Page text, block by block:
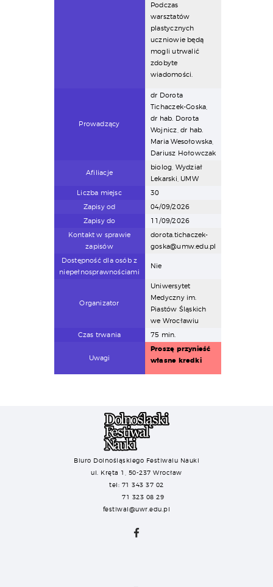
Podczas
warsztatów
plastycznych
uczniowie będą
mogli utrwalić
zdobyte
wiadomości.
Prowadzący
dr Dorota
Tichaczek-Goska,
dr hab. Dorota
Wojnicz, dr hab.
Maria Wesołowska,
Dariusz Hołowczak
Afiliacje
biolog, Wydział
Lekarski, UMW
Liczba miejsc
30
Zapisy od
04/09/2026
Zapisy do
11/09/2026
Kontakt w sprawie
zapisów
dorota.tichaczek-
goska@umw.edu.pl
Dostępność dla osób z
niepełnosprawnościami
Nie
Organizator
Uniwersytet
Medyczny im.
Piastów Śląskich
we Wrocławiu
Czas trwania
75 min.
️Uwagi
Proszę przynieść
własne kredki
Biuro Dolnośląskiego Festiwalu Nauki
ul. Kręta 1, 50-237 Wrocław
tel: 71 343 37 02
71 323 08 29
festiwal@uwr.edu.pl